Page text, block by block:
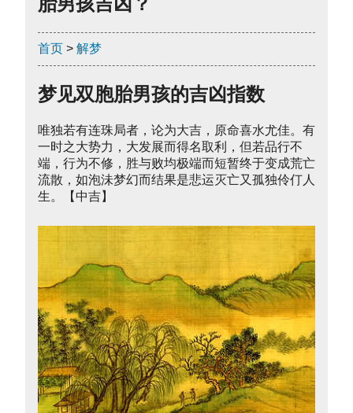
首页 > 解梦
梦见双胞胎男孩的吉凶指数
唯独若有连珠局者，论为大吉，原命喜水尤佳。有
一时之大势力，大发展而得名取利，但若品行不
端，行为不修，胜与败均极端而短暂终于变成荒亡
流散，如泡沬梦幻而结果是悲运灭亡又孤独伶仃人
生。【中吉】